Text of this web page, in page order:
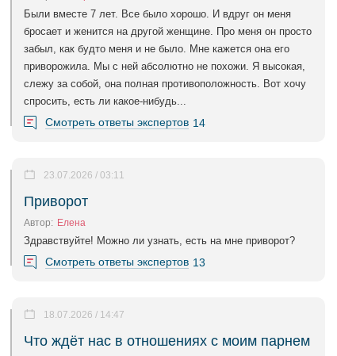
Были вместе 7 лет. Все было хорошо. И вдруг он меня
бросает и женится на другой женщине. Про меня он просто
забыл, как будто меня и не было. Мне кажется она его
приворожила. Мы с ней абсолютно не похожи. Я высокая,
слежу за собой, она полная противоположность. Вот хочу
спросить, есть ли какое-нибудь...
Смотреть ответы экспертов 14
Приворот
23.07.2026 / 03:11
Автор: Елена
Здравствуйте! Можно ли узнать, есть на мне приворот?
Смотреть ответы экспертов 13
Что ждёт нас в отношениях с моим парнем
18.07.2026 / 14:47